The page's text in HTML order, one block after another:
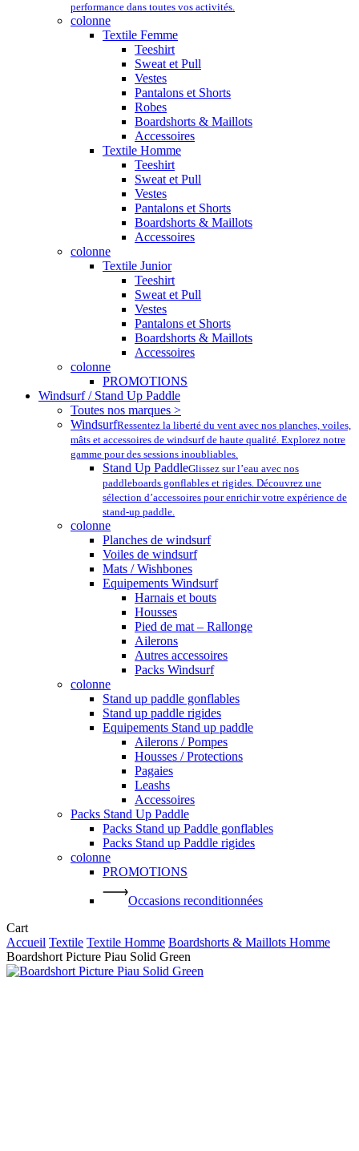
performance dans toutes vos activités.
colonne
Textile Femme
Teeshirt
Sweat et Pull
Vestes
Pantalons et Shorts
Robes
Boardshorts & Maillots
Accessoires
Textile Homme
Teeshirt
Sweat et Pull
Vestes
Pantalons et Shorts
Boardshorts & Maillots
Accessoires
colonne
Textile Junior
Teeshirt
Sweat et Pull
Vestes
Pantalons et Shorts
Boardshorts & Maillots
Accessoires
colonne
PROMOTIONS
Windsurf / Stand Up Paddle
Toutes nos marques >
WindsurfRessentez la liberté du vent avec nos planches, voiles,
mâts et accessoires de windsurf de haute qualité. Explorez notre
gamme pour des sessions inoubliables.
Stand Up PaddleGlissez sur l’eau avec nos
paddleboards gonflables et rigides. Découvrez une
sélection d’accessoires pour enrichir votre expérience de
stand-up paddle.
colonne
Planches de windsurf
Voiles de windsurf
Mats / Wishbones
Equipements Windsurf
Harnais et bouts
Housses
Pied de mat – Rallonge
Ailerons
Autres accessoires
Packs Windsurf
colonne
Stand up paddle gonflables
Stand up paddle rigides
Equipements Stand up paddle
Ailerons / Pompes
Housses / Protections
Pagaies
Leashs
Accessoires
Packs Stand Up Paddle
Packs Stand up Paddle gonflables
Packs Stand up Paddle rigides
colonne
PROMOTIONS
Occasions reconditionnées
CartClose
Cart
Accueil Textile Textile Homme Boardshorts & Maillots Homme
Boardshort Picture Piau Solid Green